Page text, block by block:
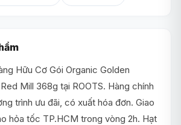
Hữu Cơ Gói Organic Golden
Mill 368g tại ROOTS. Hàng chính
trình ưu đãi, có xuất hóa đơn. Giao
hỏa tốc TP.HCM trong vòng 2h. Hạt